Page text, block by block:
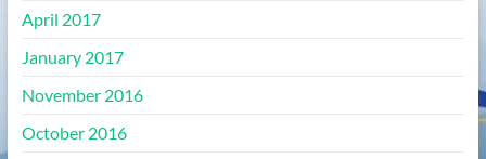
April 2017
January 2017
November 2016
October 2016